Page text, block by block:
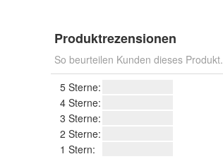
Produktrezensionen
So beurteilen Kunden dieses Produkt.
5 Sterne:
4 Sterne:
3 Sterne:
2 Sterne:
1 Stern: